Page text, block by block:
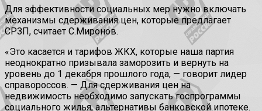
Для эффективности социальных мер нужно включать
механизмы сдерживания цен, которые предлагает
СРЗП, считает С.Миронов.
«Это касается и тарифов ЖКХ, которые наша партия
неоднократно призывала заморозить и вернуть на
уровень до 1 декабря прошлого года, — говорит лидер
справороссов. — Для сдерживания цен на
недвижимость необходимо запускать госпрограммы
социального жилья, альтернативы банковской ипотеке.